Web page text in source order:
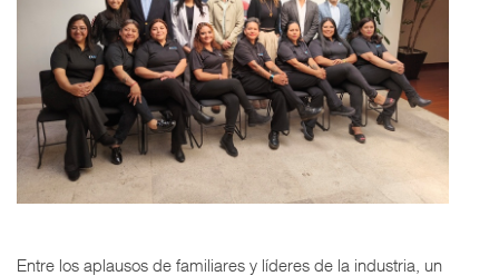
Entre los aplausos de familiares y líderes de la industria, un